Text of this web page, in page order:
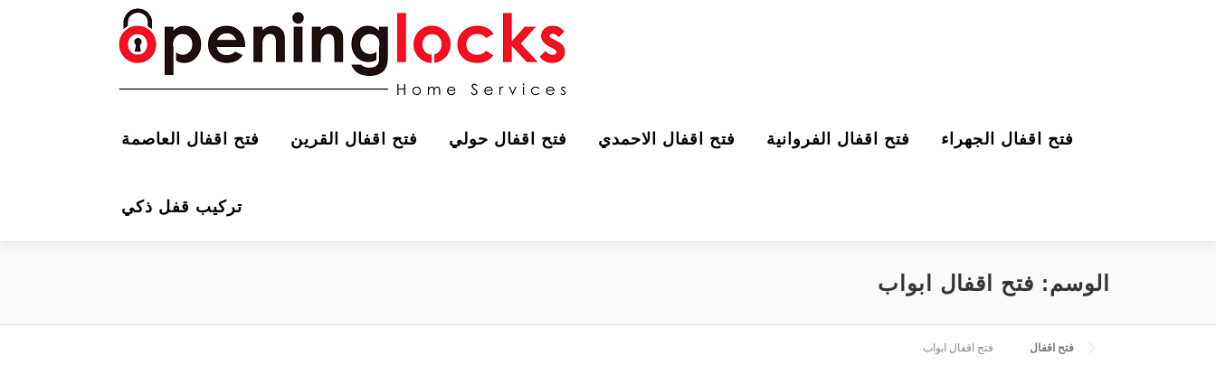
فتح اقفال العاصمة فتح اقفال القرين فتح اقفال حولي فتح اقفال الاحمدي فتح اقفال الفروانية فتح اقفال الجهراء
تركيب قفل ذكي
الوسم: فتح اقفال ابواب
فتح اقفال فتح اقفال ابواب